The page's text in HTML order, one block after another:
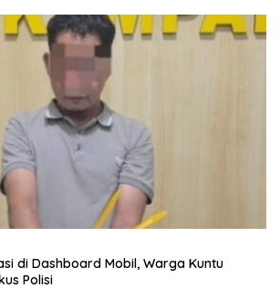
di Dashboard Mobil, Warga Kuntu
Polisi